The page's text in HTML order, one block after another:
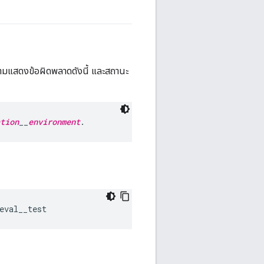
มแสดงข้อผิดพลาดดังนี้ และสถานะ
__ environment.